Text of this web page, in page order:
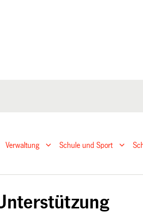
Verwaltung Schule und Sport